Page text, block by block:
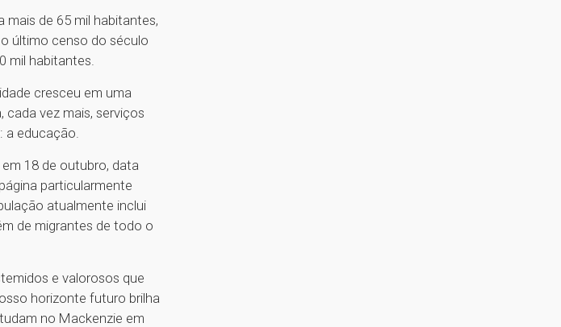
de 65 mil habitantes,
último censo do século
mil habitantes.
cresceu em uma
vez mais, serviços
educação.
18 de outubro, data
particularmente
atualmente inclui
de migrantes de todo o
e valorosos que
horizonte futuro brilha
no Mackenzie em